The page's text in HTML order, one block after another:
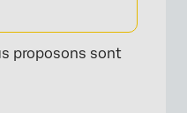
proposons sont